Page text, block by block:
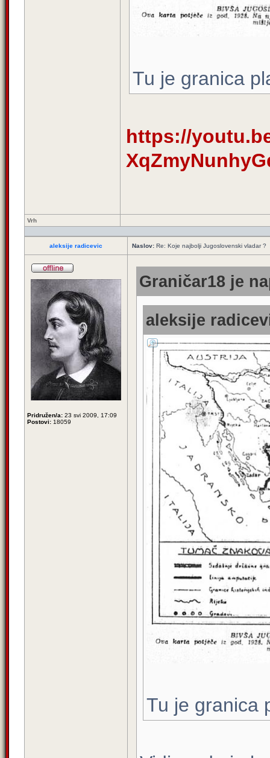
Tu je granica
https://
Vrh
aleksije radicevic Naslov: Re: Koje najbolji Jugoslovenski vladar ?
Pridružen/a: 23 svi 2009, 17:09
Postovi: 18059
Graničar18 je
aleksije
Tu je granica